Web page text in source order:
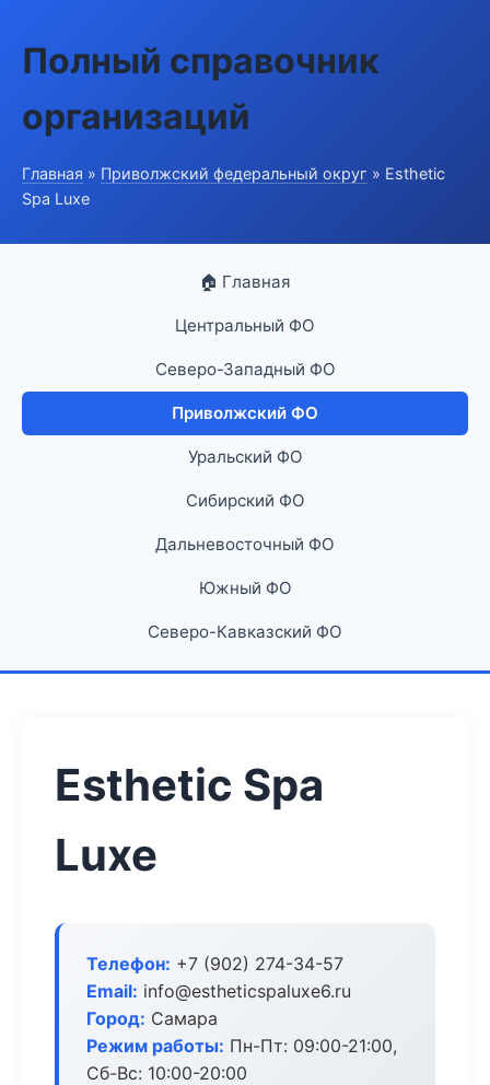
Полный справочник
организаций
Главная » Приволжский федеральный округ » Esthetic
Spa Luxe
🏠 Главная
Центральный ФО
Северо-Западный ФО
Приволжский ФО
Уральский ФО
Сибирский ФО
Дальневосточный ФО
Южный ФО
Северо-Кавказский ФО
Esthetic Spa
Luxe
Телефон: +7 (902) 274-34-57
Email: info@estheticspaluxe6.ru
Город: Самара
Режим работы: Пн-Пт: 09:00-21:00,
Сб-Вс: 10:00-20:00